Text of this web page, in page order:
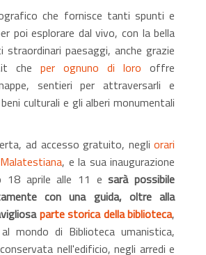
che fornisce tanti spunti e
poi esplorare dal vivo, con la bella
paesaggi, anche grazie
che per ognuno di loro offre
sentieri per attraversarli e
culturali e gli alberi monumentali
ad accesso gratuito, negliorari
, e la sua inaugurazione
18 aprile alle 11 e sarà possibile
con una guida, oltre alla
parte storica della biblioteca,
mondo di Biblioteca umanistica,
nell'edificio, negli arredi e